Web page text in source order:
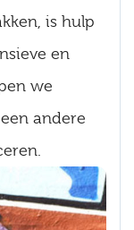
is hulp
en
we
andere